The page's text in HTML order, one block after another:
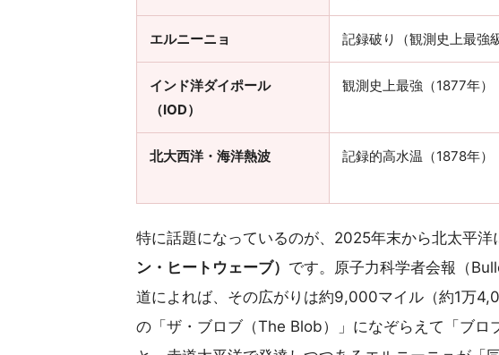
エルニーニョ 記録破り（観測史上最強級
インド洋ダイポール
（IOD）
観測史上最強（1877年）
北大西洋・海洋熱波 記録的高水温（1878年）
特に話題になっているのが、2025年末から北太平洋
ン・ヒートウェーブ） です。原子力科学者会報（
道によれば、その広がりは約9,000マイル（約1万
の「ザ・ブロブ（The Blob）」になぞらえて「ブ